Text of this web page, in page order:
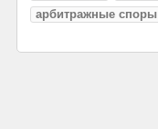
арбитражные споры